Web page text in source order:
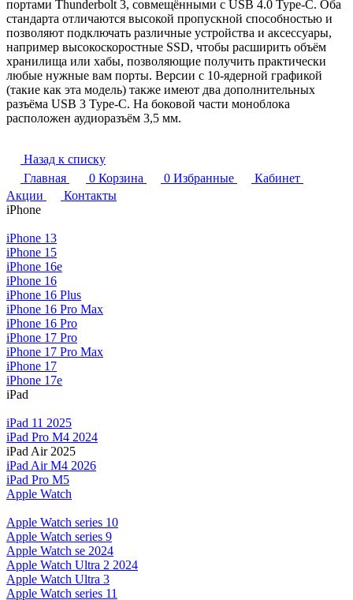
портами Thunderbolt 3, совмещёнными с USB 4.0 Type-C. Оба
стандарта отличаются высокой пропускной способностью и
позволяют подключать различные устройства и аксессуары,
например высокоскоростные SSD, чтобы расширить объём
хранилища или хабы, позволяющие получить практически
любые нужные вам порты. Версии с 10-ядерной графикой
(такие как эта модель) также имеют два дополнительных
разъёма USB 3 Type-C. На боковой части моноблока
расположен аудиоразъём 3,5 мм.
Назад к списку
Главная
0 Корзина 0 Избранные
Кабинет
Акции
Контакты
iPhone
iPhone 13
iPhone 15
iPhone 16e
iPhone 16
iPhone 16 Plus
iPhone 16 Pro Max
iPhone 16 Pro
iPhone 17 Pro
iPhone 17 Pro Max
iPhone 17
iPhone 17e
iPad
iPad 11 2025
iPad Pro M4 2024
iPad Air 2025
iPad Air M4 2026
iPad Pro M5
Apple Watch
Apple Watch series 10
Apple Watch series 9
Apple Watch se 2024
Apple Watch Ultra 2 2024
Apple Watch Ultra 3
Apple Watch series 11